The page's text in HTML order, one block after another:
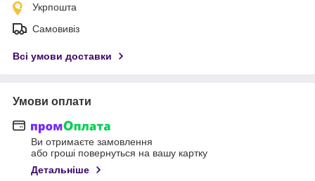
Укрпошта
Самовивіз
Всі умови доставки
Умови оплати
Ви отримаєте замовлення
або гроші повернуться на вашу картку
Детальніше